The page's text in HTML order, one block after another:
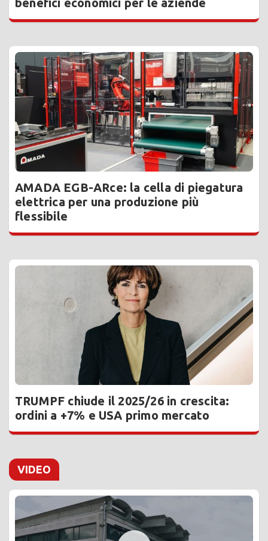
benefici economici per le aziende
AMADA EGB-ARce: la cella di piegatura
elettrica per una produzione più
flessibile
TRUMPF chiude il 2025/26 in crescita:
ordini a +7% e USA primo mercato
VIDEO